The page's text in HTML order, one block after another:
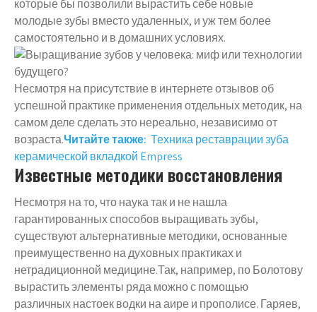
которые бы позволили вырастить себе новые
молодые зубы вместо удаленных, и уж тем более
самостоятельно и в домашних условиях.
Несмотря на присутствие в интернете отзывов об
успешной практике применения отдельных методик, на
самом деле сделать это нереально, независимо от
возраста.Читайте также: Техника реставрации зуба
керамической вкладкой Empress
Известные методики восстановления
Несмотря на то, что наука так и не нашла
гарантированных способов выращивать зубы,
существуют альтернативные методики, основанные
преимущественно на духовных практиках и
нетрадиционной медицине.Так, например, по Болотову
вырастить элементы ряда можно с помощью
различных настоек водки на аире и прополисе. Гаряев,